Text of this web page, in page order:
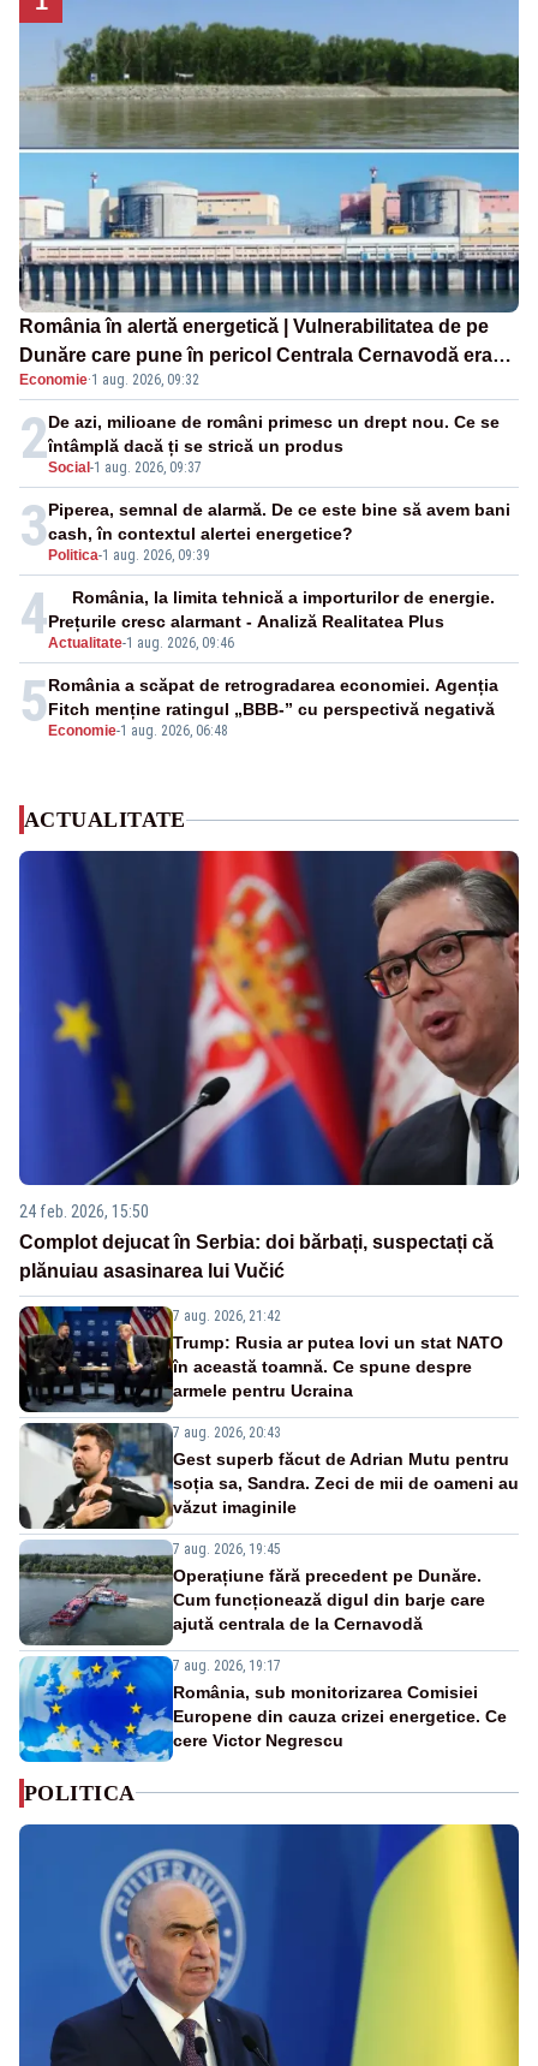
România în alertă energetică | Vulnerabilitatea de pe
Dunăre care pune în pericol Centrala Cernavodă era
cunoscută de pe vremea lui Ceaușescu
Economie·1 aug. 2026, 09:32
2Social -1 aug. 2026, 09:37
De azi, milioane de români primesc un drept nou. Ce se
întâmplă dacă ți se strică un produs
3 Politica-1 aug. 2026, 09:39
Piperea, semnal de alarmă. De ce este bine să avem bani
cash, în contextul alertei energetice?
4Actualitate-1 aug. 2026, 09:46
România, la limita tehnică a importurilor de energie.
Prețurile cresc alarmant - Analiză Realitatea Plus
5 Economie-1 aug. 2026, 06:48
România a scăpat de retrogradarea economiei. Agenția
Fitch menține ratingul „BBB-” cu perspectivă negativă
ACTUALITATE
24 feb. 2026, 15:50
Complot dejucat în Serbia: doi bărbați, suspectați că
plănuiau asasinarea lui Vučić
7 aug. 2026, 21:42
Trump: Rusia ar putea lovi un stat NATO
în această toamnă. Ce spune despre
armele pentru Ucraina
7 aug. 2026, 20:43
Gest superb făcut de Adrian Mutu pentru
soția sa, Sandra. Zeci de mii de oameni au
văzut imaginile
7 aug. 2026, 19:45
Operațiune fără precedent pe Dunăre.
Cum funcționează digul din barje care
ajută centrala de la Cernavodă
7 aug. 2026, 19:17
România, sub monitorizarea Comisiei
Europene din cauza crizei energetice. Ce
cere Victor Negrescu
POLITICA